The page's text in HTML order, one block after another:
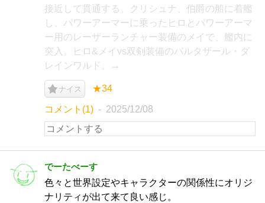
接近して貫通する。クリシュナ、伯爵の船に着艦
し、パワーアーマーに乗ったヒロとパワーアーマ
ー用のレーザーランチャー装備のメイで、艦内に
突入。ヒロ&メイvs双剣装備のバルタザール・ダ
レインワルド。→
ナイス ★34
コメント(1) 2025/12/08
でーたべーす
色々と世界設定やキャラクターの関係性にオリジ
ナリティが出て来て良い感じ。